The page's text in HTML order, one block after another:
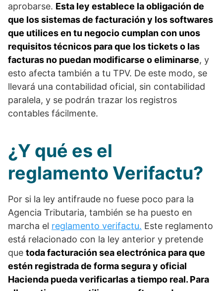
aprobarse. Esta ley establece la obligación de
que los sistemas de facturación y los softwares
que utilices en tu negocio cumplan con unos
requisitos técnicos para que los tickets o las
facturas no puedan modificarse o eliminarse, y
esto afecta también a tu TPV. De este modo, se
llevará una contabilidad oficial, sin contabilidad
paralela, y se podrán trazar los registros
contables fácilmente.
¿Y qué es el
reglamento Verifactu?
Por si la ley antifraude no fuese poco para la
Agencia Tributaria, también se ha puesto en
marcha el reglamento verifactu. Este reglamento
está relacionado con la ley anterior y pretende
que toda facturación sea electrónica para que
estén registrada de forma segura y oficial
Hacienda pueda verificarlas a tiempo real. Para